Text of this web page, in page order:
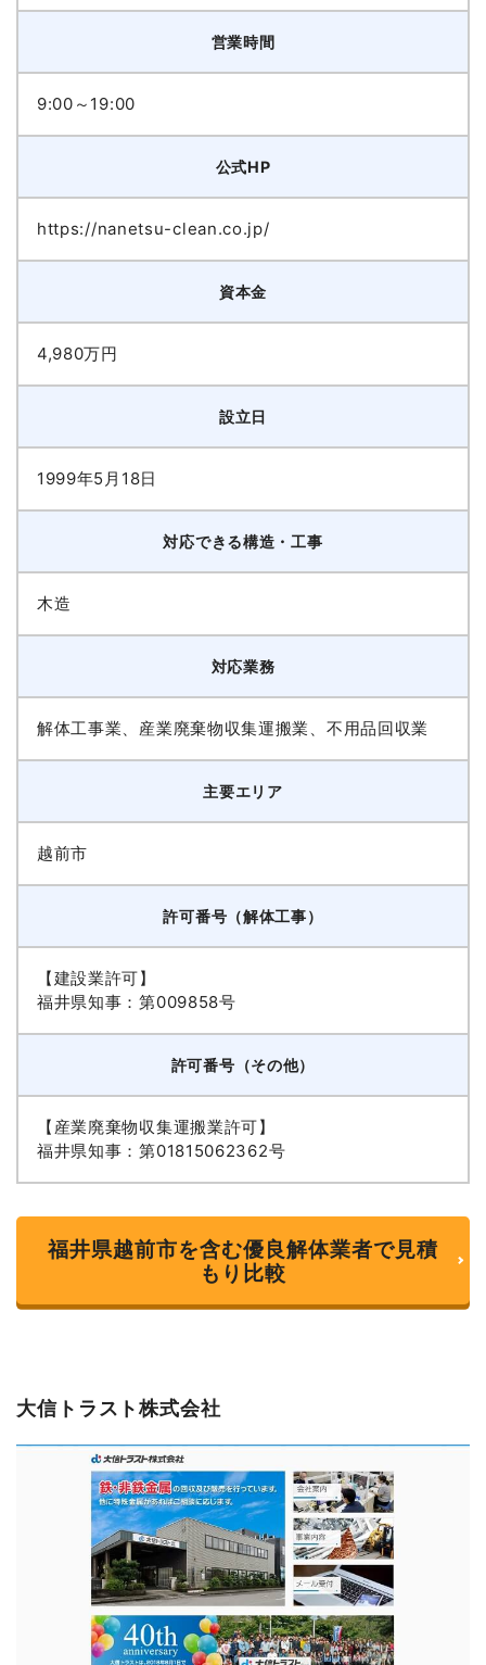
営業時間
9:00～19:00
公式HP
https://nanetsu-clean.co.jp/
資本金
4,980万円
設立日
1999年5月18日
対応できる構造・工事
木造
対応業務
解体工事業、産業廃棄物収集運搬業、不用品回収業
主要エリア
越前市
許可番号（解体工事）
【建設業許可】
福井県知事：第009858号
許可番号（その他）
【産業廃棄物収集運搬業許可】
福井県知事：第01815062362号
福井県越前市を含む優良解体業者で見積
もり比較
大信トラスト株式会社